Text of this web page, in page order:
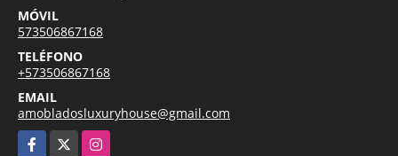
MÓVIL
573506867168
TELÉFONO
+573506867168
EMAIL
amobladosluxuryhouse@gmail.com
Facebook
Instagram